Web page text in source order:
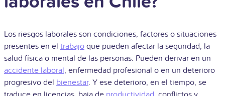
Los riesgos laborales son condiciones, factores o situaciones
presentes en el trabajo que pueden afectar la seguridad, la
salud física o mental de las personas. Pueden derivar en un
accidente laboral, enfermedad profesional o en un deterioro
progresivo del bienestar. Y ese deterioro, en el tiempo, se